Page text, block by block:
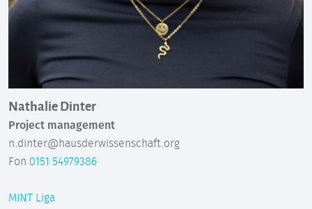
Nathalie Dinter
Project management
n.dinter@hausderwissenschaft.org
Fon 0151 54979386
MINT Liga